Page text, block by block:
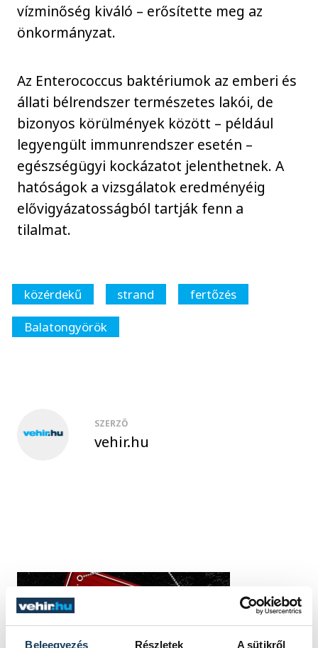
Beleegyezés Részletek A sütikről
vízminőség kiváló – erősítette meg az
önkormányzat.
Az Enterococcus baktériumok az emberi és
állati bélrendszer természetes lakói, de
bizonyos körülmények között – például
legyengült immunrendszer esetén –
egészségügyi kockázatot jelenthetnek. A
hatóságok a vizsgálatok eredményéig
elővigyázatosságból tartják fenn a
tilalmat.
közérdekű strand
fertőzés
Balatongyörök
SZERZŐ
vehir.hu